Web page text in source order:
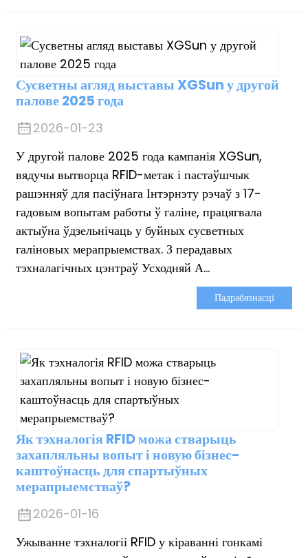
Сусветны агляд выставы XGSun у другой
палове 2025 года
2026-01-23
У другой палове 2025 года кампанія XGSun,
вядучы вытворца RFID-метак і пастаўшчык
рашэнняў для пасіўнага Інтэрнэту рэчаў з 17-
гадовым вопытам работы ў галіне, працягвала
актыўна ўдзельнічаць у буйных сусветных
галіновых мерапрыемствах. З перадавых
тэхналагічных цэнтраў Усходняй А...
Падрабязнасці
Як тэхналогія RFID можа стварыць
захапляльны вопыт і новую бізнес-
каштоўнасць для спартыўных
мерапрыемстваў?
2026-01-16
Ужыванне тэхналогіі RFID у кіраванні гонкамі